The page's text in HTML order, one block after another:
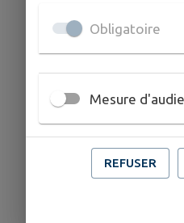
Obligatoire
Mesure
REFUSER